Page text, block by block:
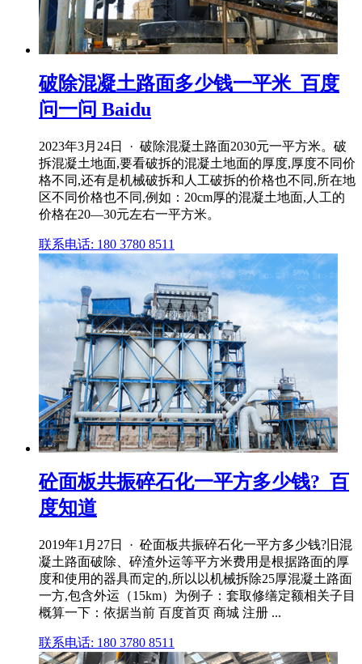
破除混凝土路面多少钱一平米_百度
问一问 Baidu
2023年3月24日 · 破除混凝土路面2030元一平方米。破
拆混凝土地面,要看破拆的混凝土地面的厚度,厚度不同价
格不同,还有是机械破拆和人工破拆的价格也不同,所在地
区不同价格也不同,例如：20cm厚的混凝土地面,人工的
价格在20—30元左右一平方米。
联系电话: 180 3780 8511
砼面板共振碎石化一平方多少钱?_百
度知道
2019年1月27日 · 砼面板共振碎石化一平方多少钱?旧混
凝土路面破除、碎渣外运等平方米费用是根据路面的厚
度和使用的器具而定的,所以以机械拆除25厚混凝土路面
一方,包含外运（15km）为例子：套取修缮定额相关子目
概算一下：依据当前 百度首页 商城 注册 ...
联系电话: 180 3780 8511